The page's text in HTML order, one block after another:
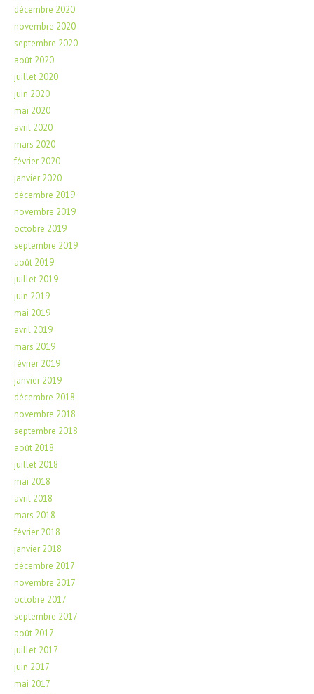
décembre 2020
novembre 2020
septembre 2020
août 2020
juillet 2020
juin 2020
mai 2020
avril 2020
mars 2020
février 2020
janvier 2020
décembre 2019
novembre 2019
octobre 2019
septembre 2019
août 2019
juillet 2019
juin 2019
mai 2019
avril 2019
mars 2019
février 2019
janvier 2019
décembre 2018
novembre 2018
septembre 2018
août 2018
juillet 2018
mai 2018
avril 2018
mars 2018
février 2018
janvier 2018
décembre 2017
novembre 2017
octobre 2017
septembre 2017
août 2017
juillet 2017
juin 2017
mai 2017